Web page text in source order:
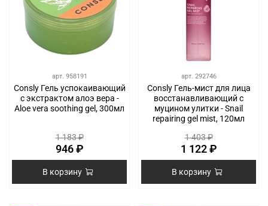
арт. 958191
Consly Гель успокаивающий
с экстрактом алоэ вера -
Aloe vera soothing gel, 300мл
1 183 ₽
946 ₽
В корзину
арт. 292746
Consly Гель-мист для лица
восстанавливающий с
муцином улитки - Snail
repairing gel mist, 120мл
1 403 ₽
1 122 ₽
В корзину